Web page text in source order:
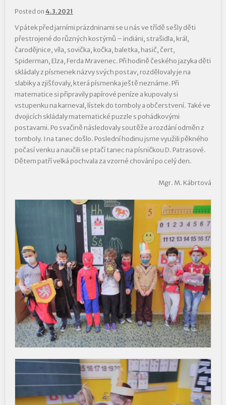
Posted on 4.3.2021
V pátek před jarními prázdninami se u nás ve třídě sešly děti
přestrojené do různých kostýmů – indiáni, strašidla, král,
čarodějnice, víla, sovička, kočka, baletka, hasič, čert,
Spiderman, Elza, Ferda Mravenec. Při hodině českého jazyka děti
skládaly z písmenek názvy svých postav, rozdělovaly je na
slabiky a zjišťovaly, která písmenka ještě neznáme. Při
matematice si připravily papírové peníze a kupovaly si
vstupenku na karneval, lístek do tomboly a občerstvení. Také ve
dvojicích skládaly matematické puzzle s pohádkovými
postavami. Po svačině následovaly soutěže a rozdání odměn z
tomboly. I na tanec došlo. Poslední hodinu jsme využili pěkného
počasí venku a naučili se ptačí tanec na písničkou D. Patrasové.
Dětem patří velká pochvala za vzorné chování po celý den.
Mgr. M. Kábrtová